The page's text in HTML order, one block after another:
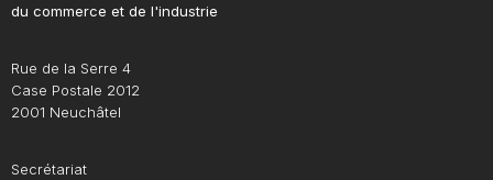
du commerce et de l'industrie
Rue de la Serre 4
Case Postale 2012
2001 Neuchâtel
Secrétariat